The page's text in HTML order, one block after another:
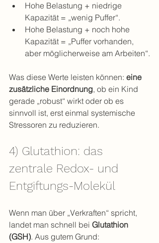
Hohe Belastung + niedrige
Kapazität = „wenig Puffer“.
Hohe Belastung + noch hohe
Kapazität = „Puffer vorhanden,
aber möglicherweise am Arbeiten“.
Was diese Werte leisten können: eine
zusätzliche Einordnung, ob ein Kind
gerade „robust“ wirkt oder ob es
sinnvoll ist, erst einmal systemische
Stressoren zu reduzieren.
4) Glutathion: das
zentrale Redox- und
Entgiftungs-Molekül
Wenn man über „Verkraften“ spricht,
landet man schnell bei Glutathion
(GSH). Aus gutem Grund: